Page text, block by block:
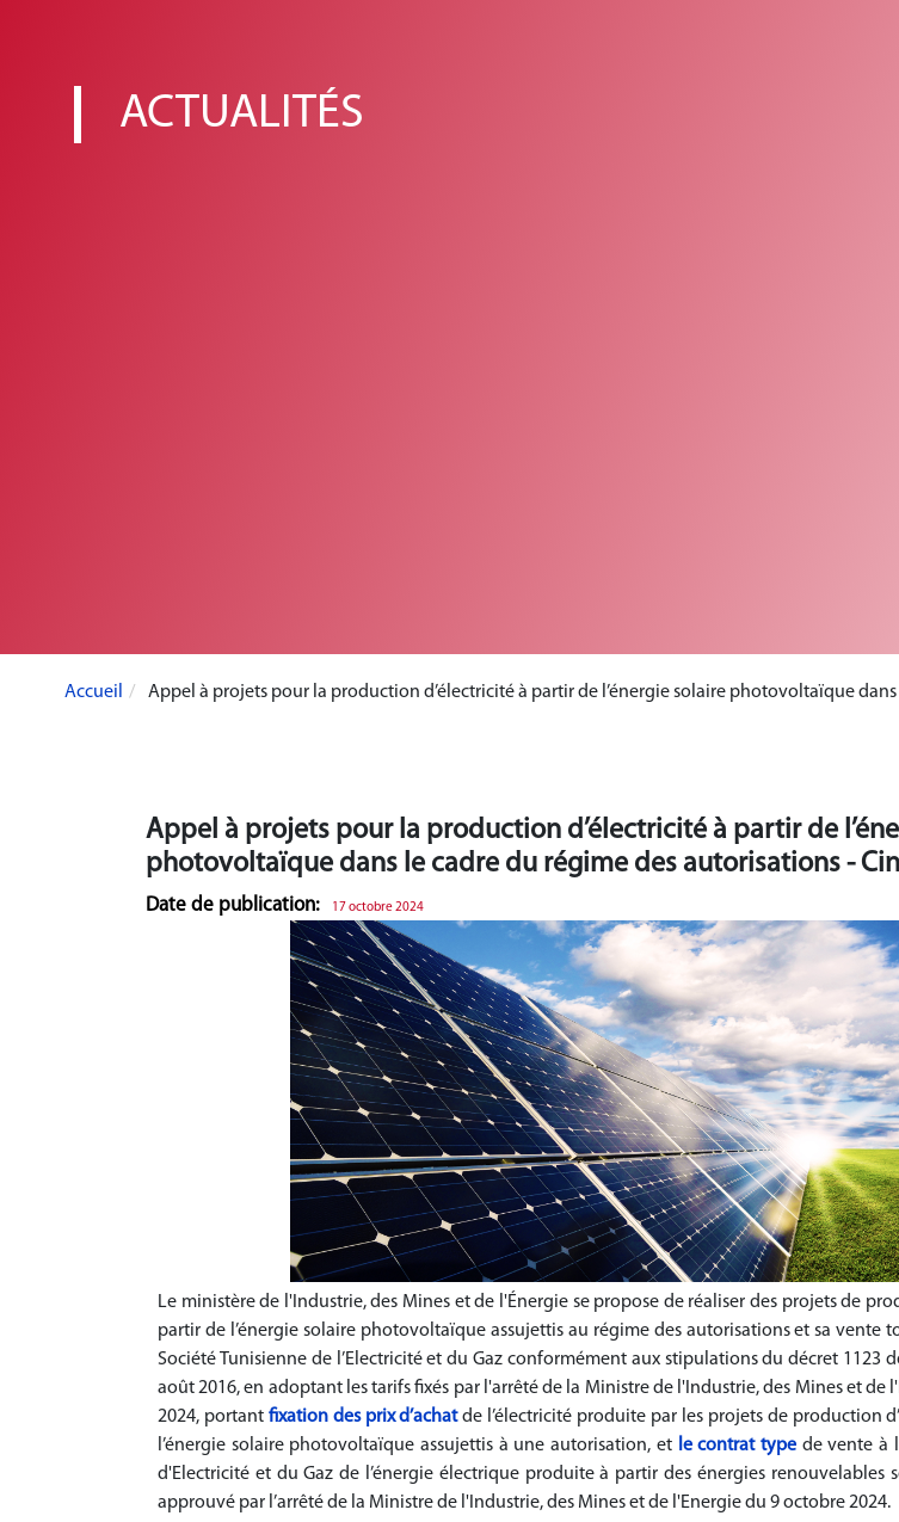
ACTUALITÉS
Accueil Appel à projets pour la production d’électricité à partir de l’énergie solaire photovoltaïque
Appel à projets pour la production d’électricité à partir de
photovoltaïque dans le cadre du régime des autorisations -
Date de publication: 17 octobre 2024
Le ministère de l'Industrie, des Mines et de l'Énergie se propose de réaliser des projets de
partir de l’énergie solaire photovoltaïque assujettis au régime des autorisations et sa vente
Société Tunisienne de l’Electricité et du Gaz conformément aux stipulations du décret 1123
août 2016, en adoptant les tarifs fixés par l'arrêté de la Ministre de l'Industrie, des Mines et de
2024, portant fixation des prix d’achatde l’électricité produite par les projets de production
l’énergie solaire photovoltaïque assujettis à une autorisation, et le contrat typede vente à
d'Electricité et du Gaz de l’énergie électrique produite à partir des énergies renouvelables
approuvé par l’arrêté de la Ministre de l'Industrie, des Mines et de l'Energie du 9 octobre 2024.